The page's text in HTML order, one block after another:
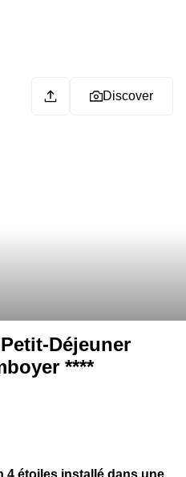
Discover
Déjeuner
****
4 étoiles installé dans une